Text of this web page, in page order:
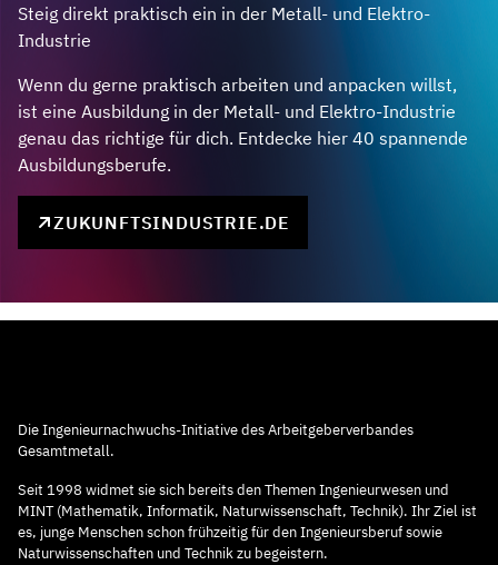
Steig direkt praktisch ein in der Metall- und Elektro-
Industrie
Wenn du gerne praktisch arbeiten und anpacken willst,
ist eine Ausbildung in der Metall- und Elektro-Industrie
genau das richtige für dich. Entdecke hier 40 spannende
Ausbildungsberufe.
ZUKUNFTSINDUSTRIE.DE
Die Ingenieurnachwuchs-Initiative des Arbeitgeberverbandes
Gesamtmetall.
Seit 1998 widmet sie sich bereits den Themen Ingenieurwesen und
MINT (Mathematik, Informatik, Naturwissenschaft, Technik). Ihr Ziel ist
es, junge Menschen schon frühzeitig für den Ingenieursberuf sowie
Naturwissenschaften und Technik zu begeistern.